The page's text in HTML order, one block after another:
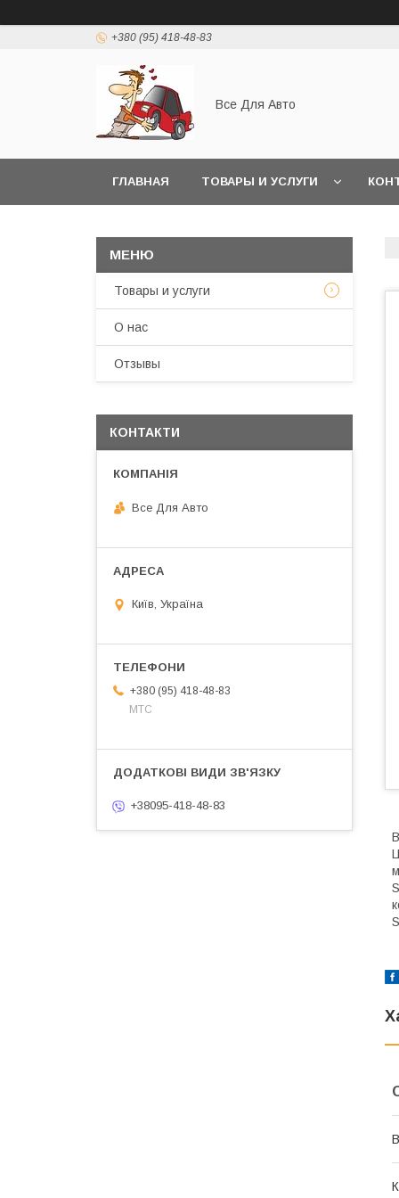
+380 (95) 418-48-83
Все Для Авто
ГЛАВНАЯ ТОВАРЫ И УСЛУГИ
Товары и услуги
О нас
Отзывы
КОНТАКТИ
Все Для Авто
Київ, Україна
+380 (95) 418-48-83
МТС
+38095-418-48-83